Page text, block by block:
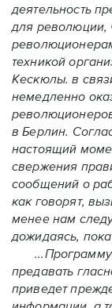
деятельность
для революции,
техникой
Кескюлы. в
немедленно
в Берлин.
настоящий
свержения
сообщений о
как говорят,
менее нам
дожидаясь,
...Программу
предавать
приведет